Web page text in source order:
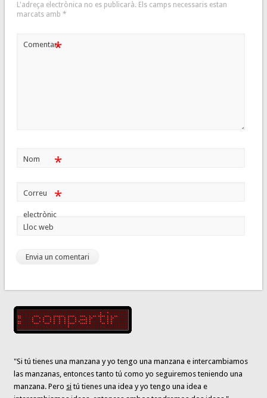
L'adreça electrònica no es publicarà. Els camps necessaris estan
marcats amb *
Comentari*
Nom *
Correu
electrònic
*
Lloc web
"Si tú tienes una manzana y yo tengo una manzana e intercambiamos
las manzanas, entonces tanto tú como yo seguiremos teniendo una
manzana. Pero si tú tienes una idea y yo tengo una idea e